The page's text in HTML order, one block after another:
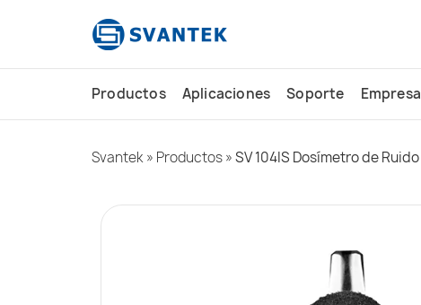
Productos Aplicaciones Soporte Empresa
Svantek» Productos»SV 104IS Dosímetro de Ruido